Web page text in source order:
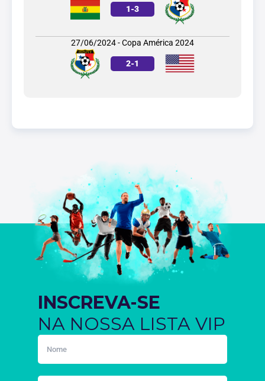
1-3
27/06/2024 - Copa América 2024
2-1
INSCREVA-SE
NA NOSSA LISTA VIP